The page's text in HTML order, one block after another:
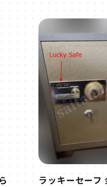
ラッキーセーフ